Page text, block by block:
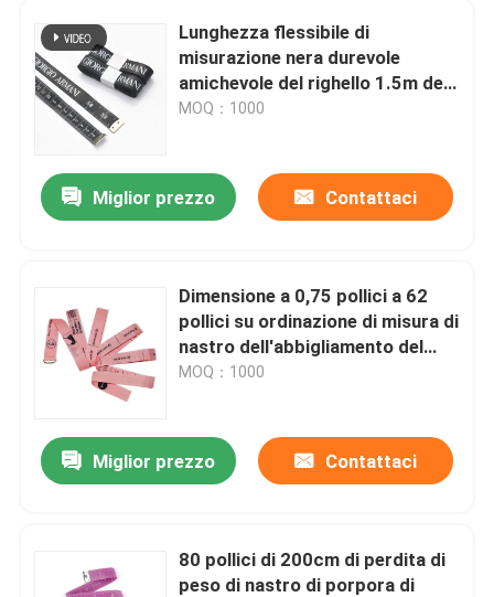
Lunghezza flessibile di
misurazione nera durevole
amichevole del righello 1.5m del
nastro di Eco
MOQ：1000
Miglior prezzo Contattaci
Dimensione a 0,75 pollici a 62
pollici su ordinazione di misura di
nastro dell'abbigliamento del
tessuto X
MOQ：1000
Miglior prezzo Contattaci
80 pollici di 200cm di perdita di
peso di nastro di porpora di